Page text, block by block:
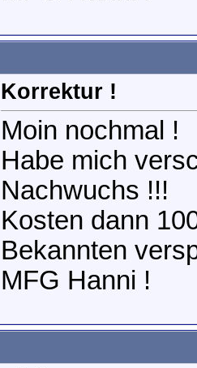
Korrektur !
Moin nochmal !
Habe mich
Nachwuchs !!!
Kosten dann
Bekannten
MFG Hanni !